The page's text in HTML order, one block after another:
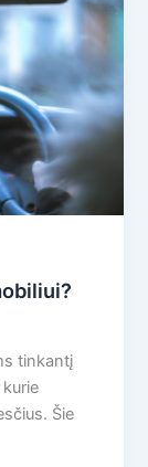
tinkantį
Šie